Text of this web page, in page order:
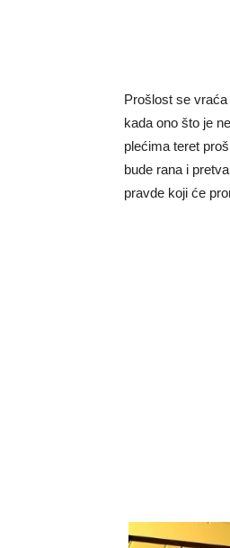
Prošlost se
kada ono što je
plećima teret
bude rana i
pravde koji će